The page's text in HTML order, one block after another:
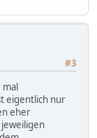
#3
mal
eigentlich nur
eher